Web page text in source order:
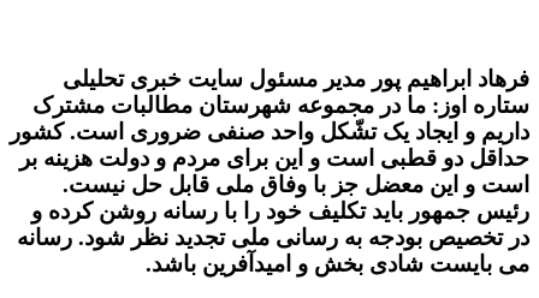
فرهاد ابراهیم پور مدیر مسئول سایت خبری تحلیلی
ستاره اوز: ما در مجموعه شهرستان مطالبات مشترک
داریم و ایجاد یک تشّکل واحد صنفی ضروری است. کشور
حداقل دو قطبی است و این برای مردم و دولت هزینه بر
است و این معضل جز با وفاق ملی قابل حل نیست.
رئیس جمهور باید تکلیف خود را با رسانه روشن کرده و
در تخصیص بودجه به رسانی ملی تجدید نظر شود. رسانه
می بایست شادی بخش و امیدآفرین باشد.